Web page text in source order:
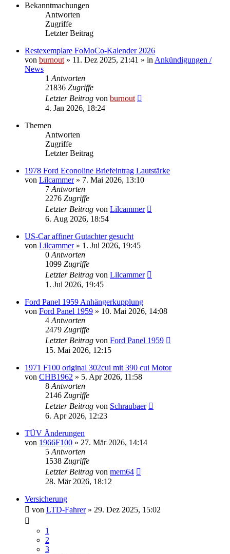
Bekanntmachungen
Antworten
Zugriffe
Letzter Beitrag
Restexemplare FoMoCo-Kalender 2026
von burnout » 11. Dez 2025, 21:41 » in Ankündigungen /
News
1 Antworten
21836 Zugriffe
Letzter Beitrag von burnout
4. Jan 2026, 18:24
Themen
Antworten
Zugriffe
Letzter Beitrag
1978 Ford Econoline Briefeintrag Lautstärke
von Lilcammer» 7. Mai 2026, 13:10
7 Antworten
2276 Zugriffe
Letzter Beitrag von Lilcammer
6. Aug 2026, 18:54
US-Car affiner Gutachter gesucht
von Lilcammer» 1. Jul 2026, 19:45
0 Antworten
1099 Zugriffe
Letzter Beitrag von Lilcammer
1. Jul 2026, 19:45
Ford Panel 1959 Anhängerkupplung
von Ford Panel 1959 » 10. Mai 2026, 14:08
4 Antworten
2479 Zugriffe
Letzter Beitrag von Ford Panel 1959
15. Mai 2026, 12:15
1971 F100 original 302cui mit 390 cui Motor
von CHB1962 » 5. Apr 2026, 11:58
8 Antworten
2146 Zugriffe
Letzter Beitrag von Schraubaer
6. Apr 2026, 12:23
TÜV Änderungen
von 1966F100 » 27. Mär 2026, 14:14
5 Antworten
1538 Zugriffe
Letzter Beitrag von mem64
28. Mär 2026, 18:12
Versicherung
von LTD-Fahrer» 29. Dez 2025, 15:02
1
2
3